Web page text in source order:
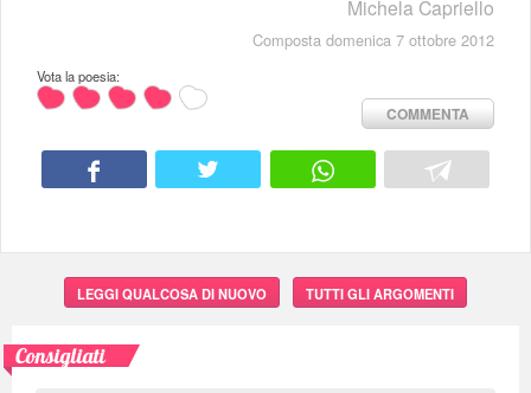
Michela Capriello
Composta domenica 7 ottobre 2012
Vota la poesia:
COMMENTA
LEGGI QUALCOSA DI NUOVO TUTTI GLI ARGOMENTI
Consigliati